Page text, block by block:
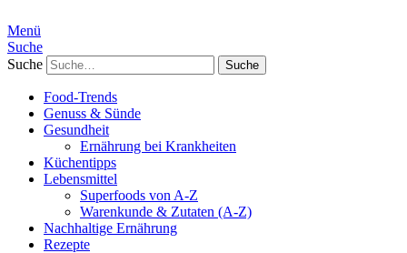
Menü
Suche
Suche
Food-Trends
Genuss & Sünde
Gesundheit
Ernährung bei Krankheiten
Küchentipps
Lebensmittel
Superfoods von A-Z
Warenkunde & Zutaten (A-Z)
Nachhaltige Ernährung
Rezepte